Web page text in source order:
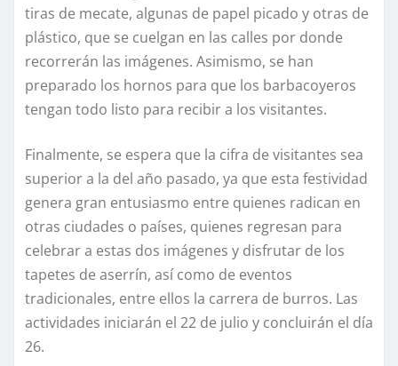
tiras de mecate, algunas de papel picado y otras de
plástico, que se cuelgan en las calles por donde
recorrerán las imágenes. Asimismo, se han
preparado los hornos para que los barbacoyeros
tengan todo listo para recibir a los visitantes.
Finalmente, se espera que la cifra de visitantes sea
superior a la del año pasado, ya que esta festividad
genera gran entusiasmo entre quienes radican en
otras ciudades o países, quienes regresan para
celebrar a estas dos imágenes y disfrutar de los
tapetes de aserrín, así como de eventos
tradicionales, entre ellos la carrera de burros. Las
actividades iniciarán el 22 de julio y concluirán el día
26.